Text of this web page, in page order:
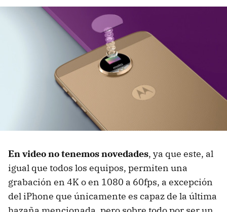
En video no tenemos novedades, ya que este, al
igual que todos los equipos, permiten una
grabación en 4K o en 1080 a 60fps, a excepción
del iPhone que únicamente es capaz de la última